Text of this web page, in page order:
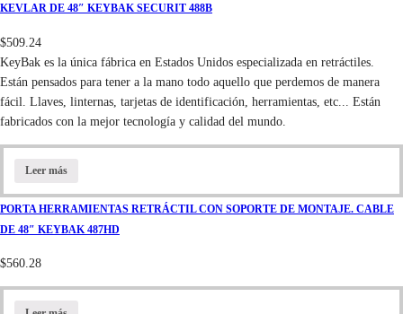
KEVLAR DE 48″ KEYBAK SECURIT 488B
$509.24
KeyBak es la única fábrica en Estados Unidos especializada en retráctiles.
Están pensados para tener a la mano todo aquello que perdemos de manera
fácil. Llaves, linternas, tarjetas de identificación, herramientas, etc... Están
fabricados con la mejor tecnología y calidad del mundo.
Leer más
PORTA HERRAMIENTAS RETRÁCTIL CON SOPORTE DE MONTAJE. CABLE
DE 48″ KEYBAK 487HD
$560.28